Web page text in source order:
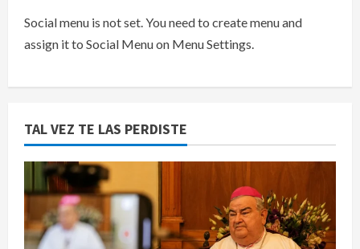
Social menu is not set. You need to create menu and
assign it to Social Menu on Menu Settings.
TAL VEZ TE LAS PERDISTE